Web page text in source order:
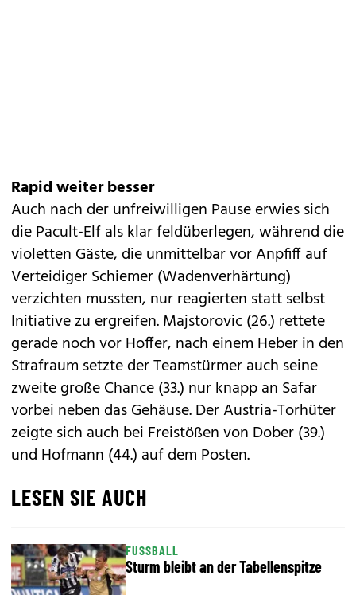
Rapid weiter besser
Auch nach der unfreiwilligen Pause erwies sich
die Pacult-Elf als klar feldüberlegen, während die
violetten Gäste, die unmittelbar vor Anpfiff auf
Verteidiger Schiemer (Wadenverhärtung)
verzichten mussten, nur reagierten statt selbst
Initiative zu ergreifen. Majstorovic (26.) rettete
gerade noch vor Hoffer, nach einem Heber in den
Strafraum setzte der Teamstürmer auch seine
zweite große Chance (33.) nur knapp an Safar
vorbei neben das Gehäuse. Der Austria-Torhüter
zeigte sich auch bei Freistößen von Dober (39.)
und Hofmann (44.) auf dem Posten.
LESEN SIE AUCH
FUSSBALL
Sturm bleibt an der Tabellenspitze